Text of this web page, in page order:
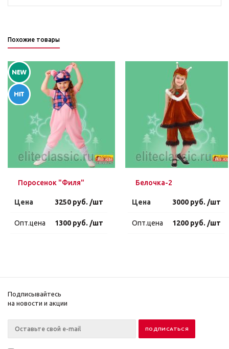
Похожие товары
Поросенок "Филя"
Цена 3250 руб. /шт
Опт.цена 1300 руб. /шт
Белочка-2
Цена 3000 руб. /шт
Опт.цена 1200 руб. /шт
Подписывайтесь
на новости и акции